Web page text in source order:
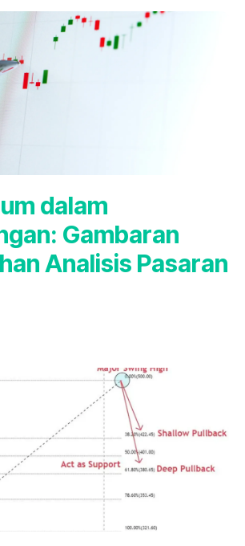
dalam
Gambaran
Analisis Pasaran